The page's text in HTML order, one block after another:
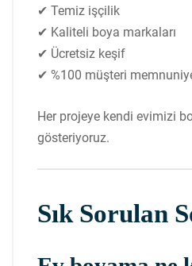
✔ Temiz işçilik
✔ Kaliteli boya markaları
✔ Ücretsiz keşif
✔ %100 müşteri
Her projeye kendi evimizi
gösteriyoruz.
Sık Sorulan